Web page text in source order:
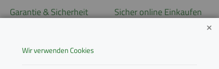
Garantie & Sicherheit Sicher online Einkaufen
Wir verwenden Cookies